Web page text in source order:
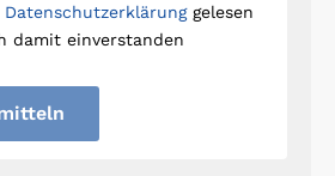
Datenschutzerklärunggelesen
damit einverstanden